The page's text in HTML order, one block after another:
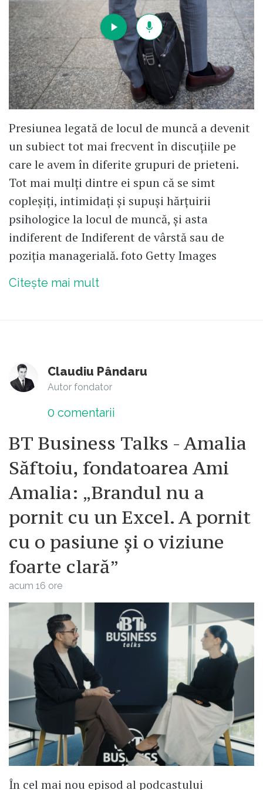
Ca să fiu băgat în seamă închei cu o
epigramă:
Cetățenii de rând
Cred zadarnic în cuvânt
Atâta timp cât, se știe,
Lumea-i plină de hoție…
Presiunea legată de locul de muncă a devenit
un subiect tot mai frecvent în discuțiile pe
care le avem în diferite grupuri de prieteni.
Tot mai mulți dintre ei spun că se simt
copleșiți, intimidați și supuși hărțuirii
psihologice la locul de muncă, și asta
indiferent de Indiferent de vârstă sau de
poziția managerială. foto Getty Images
Citește mai mult
Claudiu Pândaru
Autor fondator
0 comentarii
BT Business Talks - Amalia
Săftoiu, fondatoarea Ami
Amalia: „Brandul nu a
pornit cu un Excel. A pornit
cu o pasiune și o viziune
foarte clară”
acum 16 ore
În cel mai nou episod al podcastului